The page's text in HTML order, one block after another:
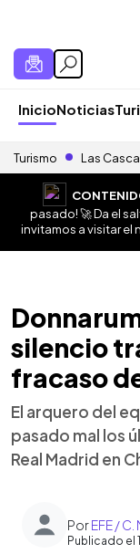
InicioNoticias
Turismo Las
pasado! 🚀 Da el
invitamos a visitar
silencio
fracaso
El arquero del
pasado mal los
Real Madrid en
PorEFE /
Publicado el